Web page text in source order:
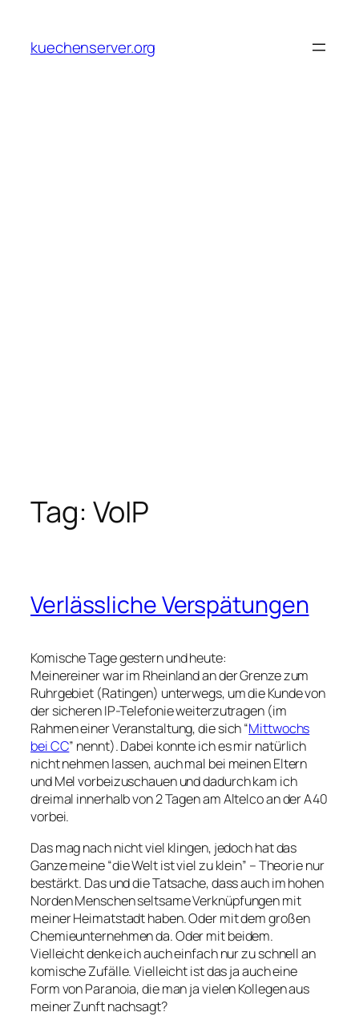
content
kuechenserver.org
Tag: VoIP
Verlässliche Verspätungen
Komische Tage gestern und heute:
Meinereiner war im Rheinland an der Grenze zum
Ruhrgebiet (Ratingen) unterwegs, um die Kunde von
der sicheren IP-Telefonie weiterzutragen (im
Rahmen einer Veranstaltung, die sich “Mittwochs
bei CC” nennt). Dabei konnte ich es mir natürlich
nicht nehmen lassen, auch mal bei meinen Eltern
und Mel vorbeizuschauen und dadurch kam ich
dreimal innerhalb von 2 Tagen am Altelco an der A40
vorbei.
Das mag nach nicht viel klingen, jedoch hat das
Ganze meine “die Welt ist viel zu klein” – Theorie nur
bestärkt. Das und die Tatsache, dass auch im hohen
Norden Menschen seltsame Verknüpfungen mit
meiner Heimatstadt haben. Oder mit dem großen
Chemieunternehmen da. Oder mit beidem.
Vielleicht denke ich auch einfach nur zu schnell an
komische Zufälle. Vielleicht ist das ja auch eine
Form von Paranoia, die man ja vielen Kollegen aus
meiner Zunft nachsagt?